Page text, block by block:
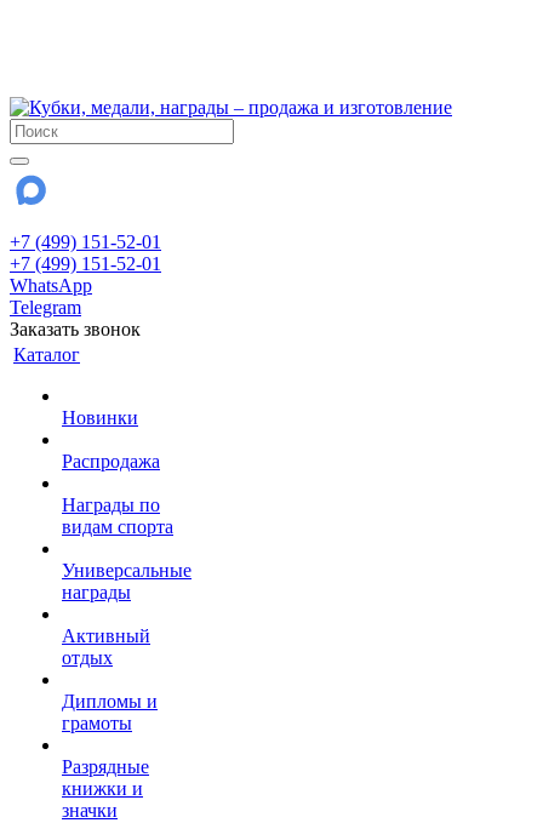
+7 (499) 151-52-01
+7 (499) 151-52-01
WhatsApp
Telegram
Заказать звонок
Каталог
Новинки
Распродажа
Награды по
видам спорта
Универсальные
награды
Активный
отдых
Дипломы и
грамоты
Разрядные
книжки и
значки